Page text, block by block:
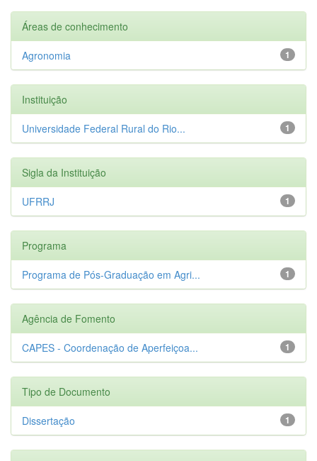
Áreas de conhecimento
1
Agronomia
Instituição
1
Universidade Federal Rural do Rio...
Sigla da Instituição
1
UFRRJ
Programa
1
Programa de Pós-Graduação em Agri...
Agência de Fomento
1
CAPES - Coordenação de Aperfeiçoa...
Tipo de Documento
1
Dissertação